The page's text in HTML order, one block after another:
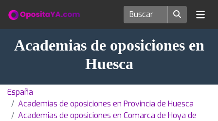
Academias de oposiciones en
Huesca
España
Academias de oposiciones en Provincia de Huesca
Academias de oposiciones en Comarca de Hoya de